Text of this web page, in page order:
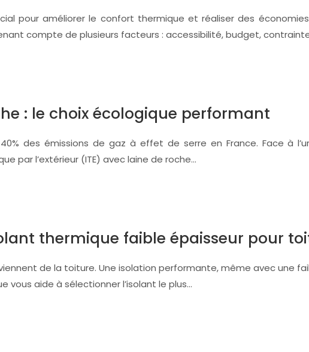
pour améliorer le confort thermique et réaliser des
compte de plusieurs facteurs : accessibilité, budget,
: le choix écologique performant
des émissions de gaz à effet de serre en France. Face à
par l’extérieur (ITE) avec laine de roche…
thermique faible épaisseur pour
de la toiture. Une isolation performante, même avec une
vous aide à sélectionner l’isolant le plus…